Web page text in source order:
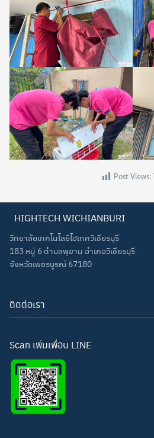
Search
for:
Post Views:
HIGHTECH WICHIANBURI
วิทยาลัยเทคโนโลยีไฮเทควิเชียรบุรี
183 หมู่ 6 ตำบลพุขาม อำเภอวิเชียรบุรี
จังหวัดเพชรบูรณ์ 67180
ติดต่อเรา
โทรศัพท์: 093-3277343
อีเมล: hightechwichian@gmail.com
Scan เพิ่มเพื่อน LINE